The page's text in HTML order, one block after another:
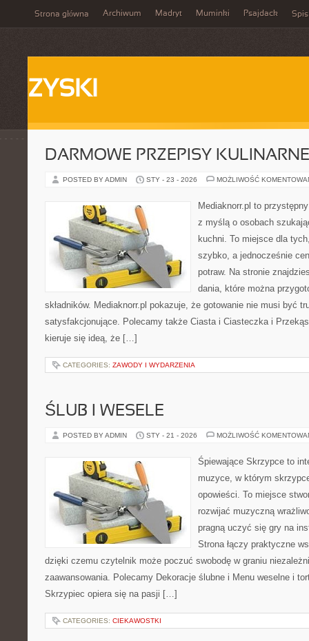
Strona główna Archiwum Madryt Muminki Psajdack Spis
ZYSKI
DARMOWE PRZEPISY KULINARNE
POSTED BY ADMIN STY - 23 - 2026 MOŻLIWOŚĆ
Mediaknorr.pl to
z myślą o osobach
kuchni. To miejsce dla
szybko, a jednocześnie
potraw. Na stronie
dania, które można
składników. Mediaknorr.pl pokazuje, że gotowanie nie musi być
satysfakcjonujące. Polecamy także Ciasta i Ciasteczka i
kieruje się ideą, że […]
CATEGORIES: ZAWODY I WYDARZENIA
ŚLUB I WESELE
POSTED BY ADMIN STY - 21 - 2026 MOŻLIWOŚĆ
Śpiewające Skrzypce to
muzyce, w którym
opowieści. To miejsce
rozwijać muzyczną
pragną uczyć się gry na
Strona łączy praktyczne
dzięki czemu czytelnik może poczuć swobodę w graniu
zaawansowania. Polecamy Dekoracje ślubne i Menu weselne i
Skrzypiec opiera się na pasji […]
CATEGORIES: CIEKAWOSTKI